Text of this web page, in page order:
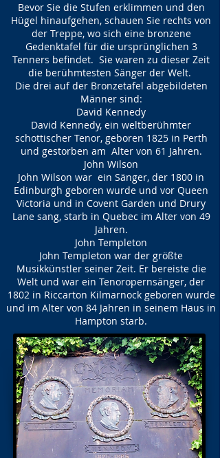
Bevor Sie die Stufen erklimmen und den
Hügel hinaufgehen, schauen Sie rechts von
der Treppe, wo sich eine bronzene
Gedenktafel für die ursprünglichen 3
Tenners befindet. Sie waren zu dieser Zeit
die berühmtesten Sänger der Welt.
Die drei auf der Bronzetafel abgebildeten
Männer sind:
David Kennedy
David Kennedy, ein weltberühmter
schottischer Tenor, geboren 1825 in Perth
und gestorben am Alter von 61 Jahren.
John Wilson
John Wilson war ein Sänger, der 1800 in
Edinburgh geboren wurde und vor Queen
Victoria und in Covent Garden und Drury
Lane sang, starb in Quebec im Alter von 49
Jahren.
John Templeton
John Templeton war der größte
Musikkünstler seiner Zeit. Er bereiste die
Welt und war ein Tenoropernsänger, der
1802 in Riccarton Kilmarnock geboren wurde
und im Alter von 84 Jahren in seinem Haus in
Hampton starb.